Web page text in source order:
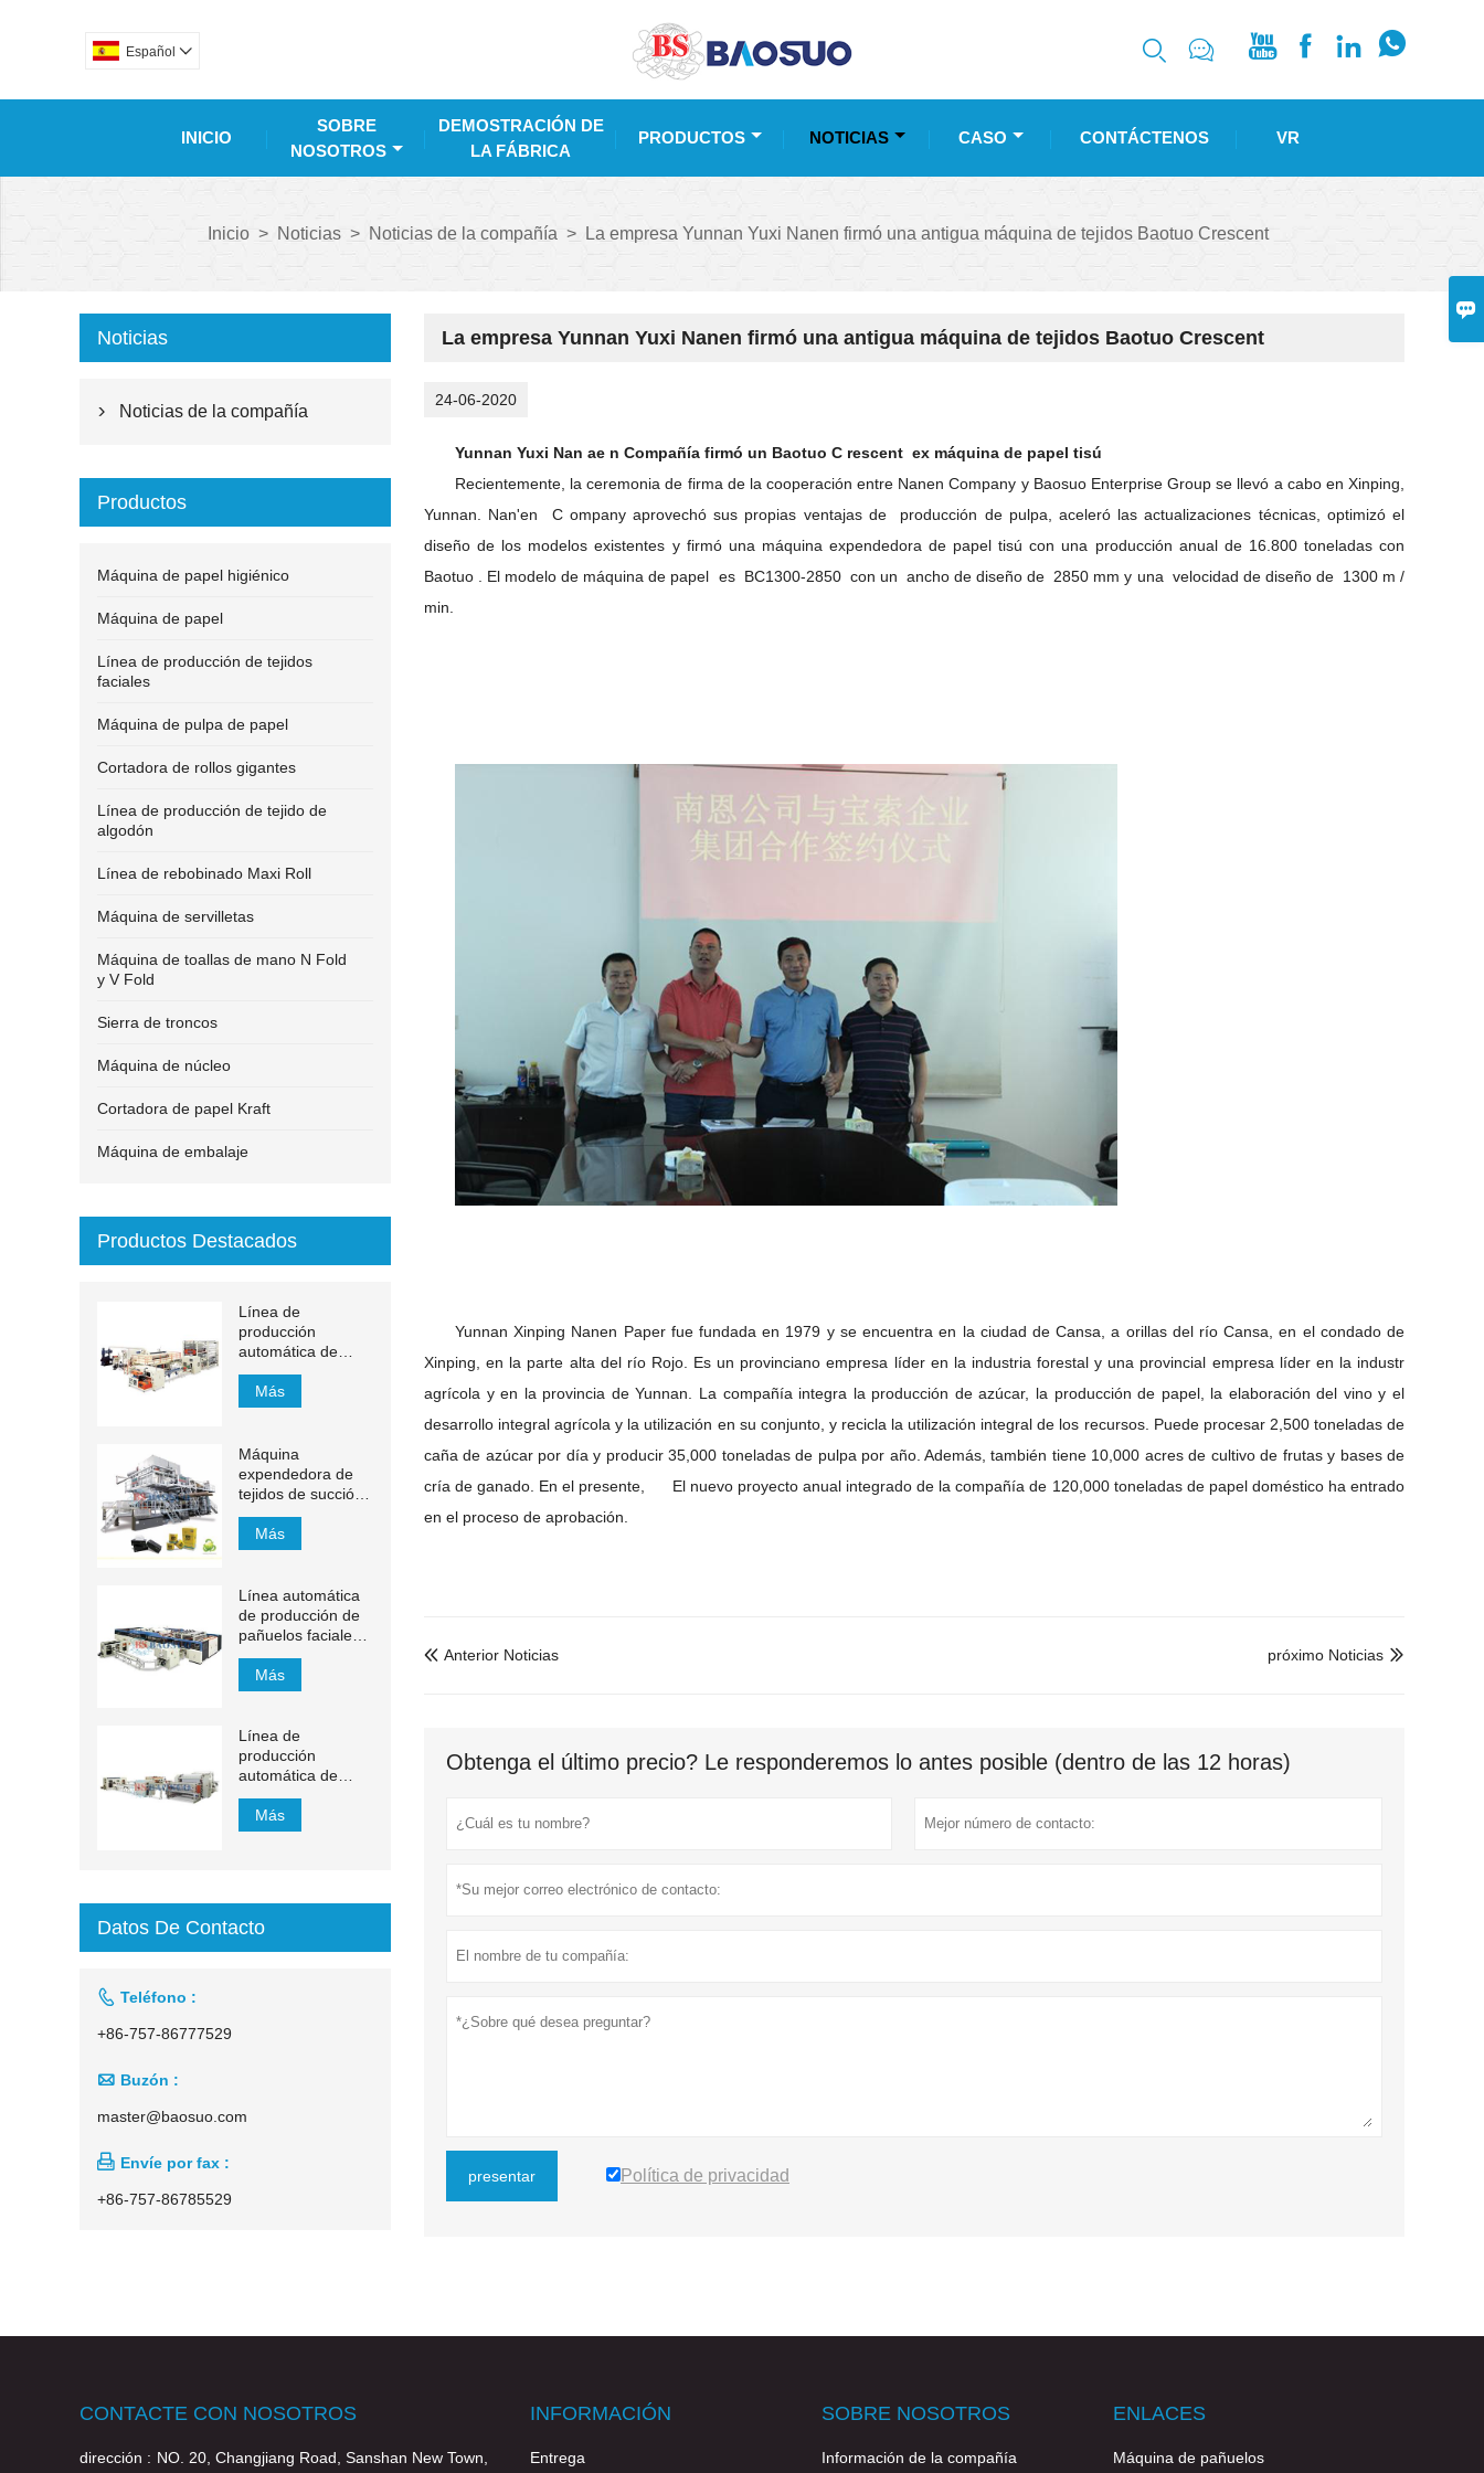

Español       
INICIO
SOBRE
NOSOTROS
DEMOSTRACIÓN DE
LA FÁBRICA
PRODUCTOS NOTICIAS CASO CONTÁCTENOS VR
Inicio > Noticias > Noticias de la compañía > La empresa Yunnan Yuxi Nanen firmó una antigua máquina de tejidos Baotuo Crescent
La empresa Yunnan Yuxi Nanen firmó una antigua máquina de tejidos Baotuo Crescent
24-06-2020
Yunnan Yuxi Nan ae n Compañía firmó un Baotuo C rescent ex máquina de papel tisú
Recientemente, la ceremonia de firma de la cooperación entre Nanen Company y Baosuo Enterprise Group se llevó a cabo en Xinping,
Yunnan. Nan'en
C ompanyaprovechó sus propias ventajas de producción de pulpa, aceleró las actualizaciones técnicas, optimizó el
diseño de los modelos existentes y firmó una máquina expendedora de papel tisúcon una producción anual de 16.800 toneladas con
Baotuo
El modelo de máquina de papel es BC1300-2850 con un anchodediseñode 2850 mm y una velocidad de diseño de 1300 m /
min.
Yunnan Xinping Nanen Paper fue fundada en 1979 y se encuentra en la ciudad de Cansa, a orillas del río Cansa, en el condado de
Xinping, en la parte alta del río Rojo. Es un provincianoempresa líder en la industria forestal y una provincial empresa líder en la industr
agrícola yen la provincia de Yunnan. La compañía integra la producción de azúcar, la producción de papel, la elaboración del vino y el
desarrollo integral agrícola y la utilización en su conjunto, y recicla la utilización integral de los recursos. Puede procesar 2,500 toneladas de
caña de azúcar por día y producir 35,000 toneladas de pulpa por año. Además, también tiene 10,000 acres de cultivo de frutas y bases de
cría de ganado. En el presente,
El nuevo proyecto anual integrado de la compañía de 120,000 toneladas de papel doméstico ha entrado
en el proceso de aprobación.
 Anterior Noticias 
próximo Noticias
Obtenga el último precio? Le responderemos lo antes posible (dentro de las 12 horas)
presentar Política de privacidad
Noticias
 Noticias de la compañía
Productos
Máquina de papel higiénico
Máquina de papel
Línea de producción de tejidos
faciales
Máquina de pulpa de papel
Cortadora de rollos gigantes
Línea de producción de tejido de
algodón
Línea de rebobinado Maxi Roll
Máquina de servilletas
Máquina de toallas de mano N Fold
y V Fold
Sierra de troncos
Máquina de núcleo
Cortadora de papel Kraft
Máquina de embalaje
Productos Destacados
Línea de
producción
automática de
toallas de mano de
papel de
transferencia MJN-
Más
Máquina
expendedora de
tejidos de succión
de 1200 m / min
Más
Línea automática
de producción de
pañuelos faciales
YH-FG
Más
Línea de
producción
automática de
pañuelos faciales
con transferencia
automática de
Más
Datos De Contacto
 Teléfono :
+86-757-86777529
 Buzón :
master@baosuo.com
 Envíe por fax :
+86-757-86785529
CONTACTE CON NOSOTROS
dirección : NO. 20, Changjiang Road, Sanshan New Town,
INFORMACIÓN
Entrega
SOBRE NOSOTROS
Información de la compañía
ENLACES
Máquina de pañuelos